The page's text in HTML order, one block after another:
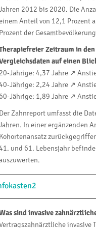
2012 bis 2020. Die
Anteil von 12,1 Prozent
der
Zeitraum in
auf einen
Jährige: 4,37 Jahre ↗
Jährige: 2,24 Jahre ↗
Jährige: 1,89 Jahre ↗
Zahnreport umfasst die
In einer ergänzenden
und 61. Lebensjahr
sind invasive
invasive